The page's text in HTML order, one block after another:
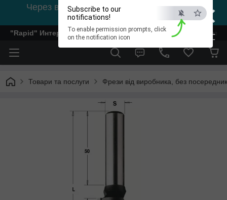
×
ESC
Subscribe to our
notifications!
To enable permission prompts, click
on the notification icon
Через відсутність світла, зв'язок на viber
0978002056
"Rapid" Интернет-магазин деревообрабатывающего
Товари та послуги Фрези від виробника, без